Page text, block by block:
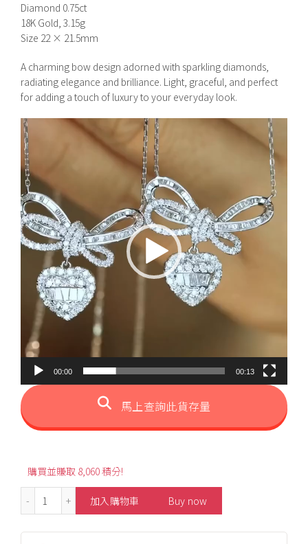
Diamond 0.75ct
18K Gold, 3.15g
Size 22 × 21.5mm
A charming bow design adorned with sparkling diamonds,
radiating elegance and brilliance. Light, graceful, and perfect
for adding a touch of luxury to your everyday look.
視
訊
播
放
器
00:00 00:13
馬上查詢此貨存量
購買並賺取 8,060 積分!
0.75ct Bow Heart Style Diamond Necklace 數量
加入購物車 Buy now